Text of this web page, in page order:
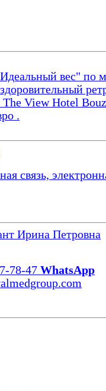
вес" по
The View Hotel
.
связь,
Ирина Петровна
78-47 WhatsApp